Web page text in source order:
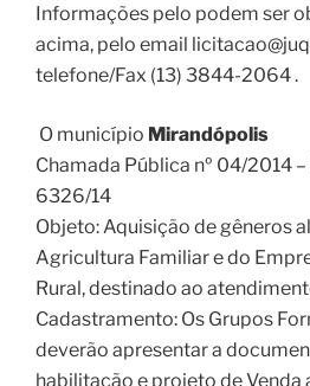
Informações pelo podem ser
acima, pelo email
telefone/Fax (13) 3844-2064 .
O município Mirandópolis
Chamada Pública nº 04/2014
6326/14
Objeto: Aquisição de gêneros
Agricultura Familiar e do
Rural, destinado ao
Cadastramento: Os Grupos
deverão apresentar a
habilitação e projeto de Venda